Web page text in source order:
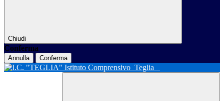
Chiudi
Conferma
Annulla Conferma
Istituto Comprensivo Teglia